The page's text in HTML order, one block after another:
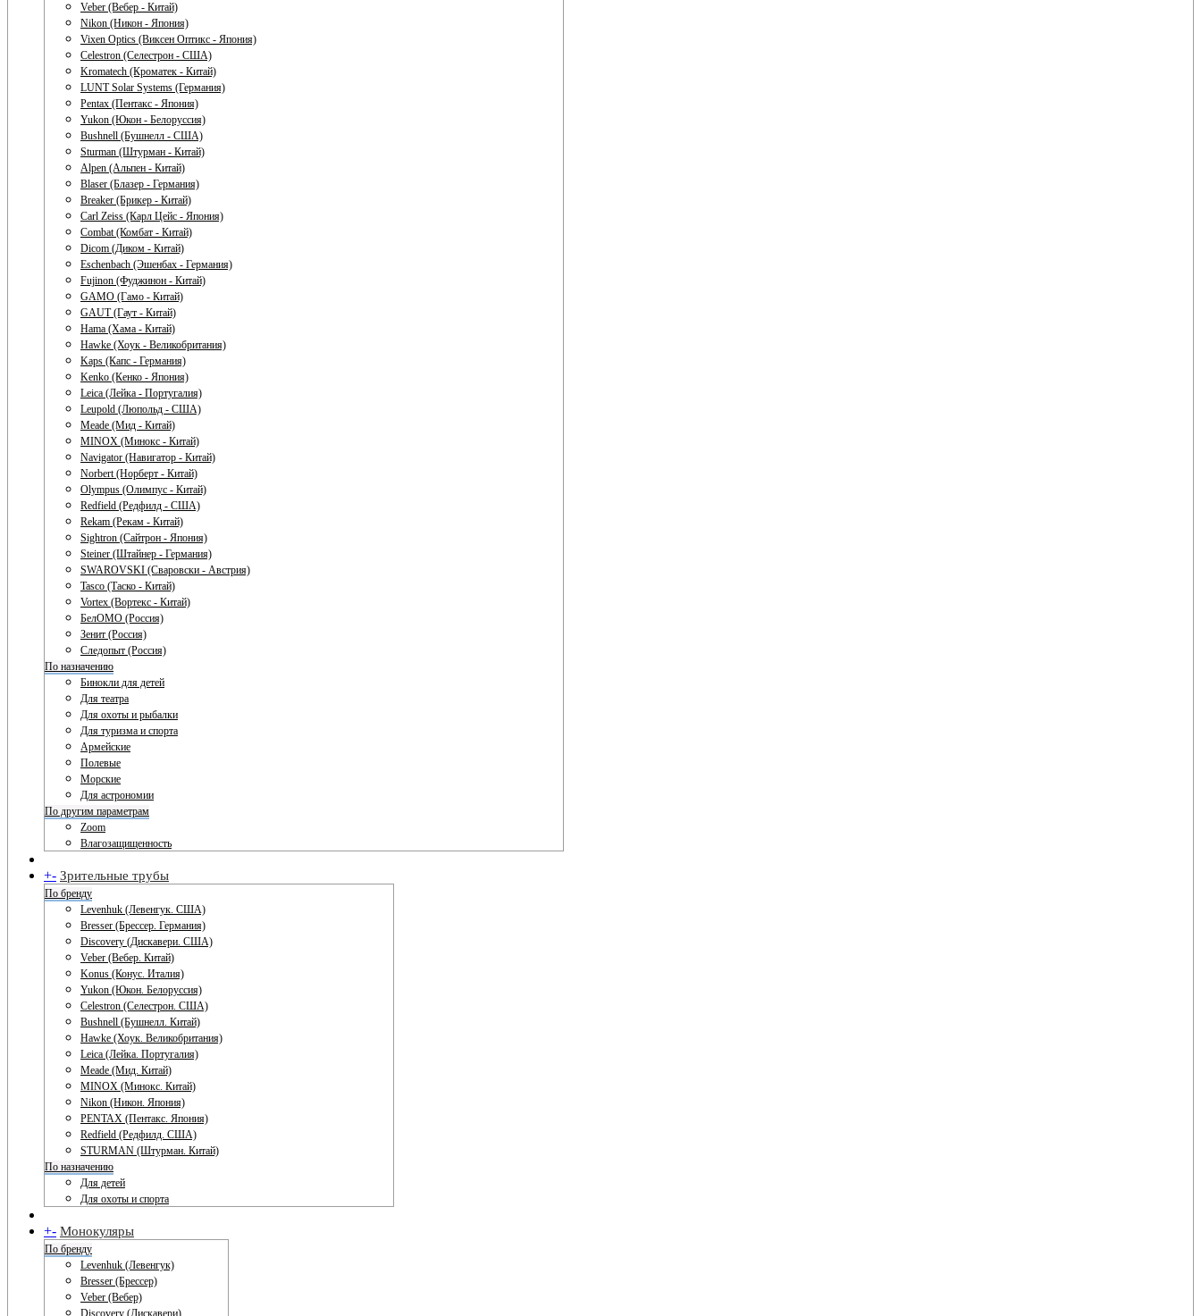
Veber (Вебер - Китай)
Nikon (Никон - Япония)
Vixen Optics (Виксен Оптикс - Япония)
Celestron (Селестрон - США)
Kromatech (Кроматек - Китай)
LUNT Solar Systems (Германия)
Pentax (Пентакс - Япония)
Yukon (Юкон - Белоруссия)
Bushnell (Бушнелл - США)
Sturman (Штурман - Китай)
Alpen (Альпен - Китай)
Blaser (Блазер - Германия)
Breaker (Брикер - Китай)
Carl Zeiss (Карл Цейс - Япония)
Combat (Комбат - Китай)
Dicom (Диком - Китай)
Eschenbach (Эшенбах - Германия)
Fujinon (Фуджинон - Китай)
GAMO (Гамо - Китай)
GAUT (Гаут - Китай)
Hama (Хама - Китай)
Hawke (Хоук - Великобритания)
Kaps (Капс - Германия)
Kenko (Кенко - Япония)
Leica (Лейка - Португалия)
Leupold (Люпольд - США)
Meade (Мид - Китай)
MINOX (Минокс - Китай)
Navigator (Навигатор - Китай)
Norbert (Норберт - Китай)
Olympus (Олимпус - Китай)
Redfield (Редфилд - США)
Rekam (Рекам - Китай)
Sightron (Сайтрон - Япония)
Steiner (Штайнер - Германия)
SWAROVSKI (Сваровски - Австрия)
Tasco (Таско - Китай)
Vortex (Вортекс - Китай)
БелОМО (Россия)
Зенит (Россия)
Следопыт (Россия)
По назначению
Бинокли для детей
Для театра
Для охоты и рыбалки
Для туризма и спорта
Армейские
Полевые
Морские
Для астрономии
По другим параметрам
Zoom
Влагозащищенность
+- Зрительные трубы
По бренду
Levenhuk (Левенгук. США)
Bresser (Брессер. Германия)
Discovery (Дискавери. США)
Veber (Вебер. Китай)
Konus (Конус. Италия)
Yukon (Юкон. Белоруссия)
Celestron (Селестрон. США)
Bushnell (Бушнелл. Китай)
Hawke (Хоук. Великобритания)
Leica (Лейка. Португалия)
Meade (Мид. Китай)
MINOX (Минокс. Китай)
Nikon (Никон. Япония)
PENTAX (Пентакс. Япония)
Redfield (Редфилд. США)
STURMAN (Штурман. Китай)
По назначению
Для детей
Для охоты и спорта
+- Монокуляры
По бренду
Levenhuk (Левенгук)
Bresser (Брессер)
Veber (Вебер)
Discovery (Дискавери)